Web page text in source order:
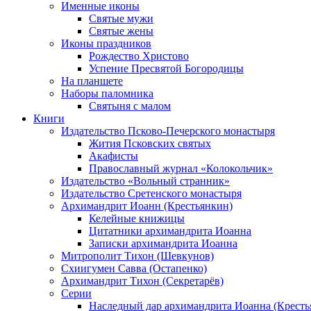
Именные иконы
Святые мужи
Святые жены
Иконы праздников
Рождество Христово
Успение Пресвятой Богородицы
На планшете
Наборы паломника
Святыня с малом
Книги
Издательство Псково-Печерского монастыря
Жития Псковских святых
Акафисты
Православный журнал «Колокольчик»
Издательство «Вольный странник»
Издательство Сретенского монастыря
Архимандрит Иоанн (Крестьянкин)
Келейные книжицы
Цитатники архимандрита Иоанна
Записки архимандрита Иоанна
Митрополит Тихон (Шевкунов)
Схиигумен Савва (Остапенко)
Архимандрит Тихон (Секретарёв)
Серии
Наследный дар архимандрита Иоанна